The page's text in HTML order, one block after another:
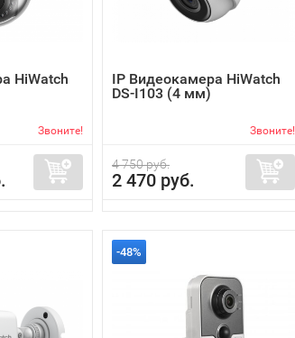
HiWatch
Звоните!
IP Видеокамера HiWatch
DS-I103 (4 мм)
Звоните!
4 750 руб.
2 470 руб.
-48%